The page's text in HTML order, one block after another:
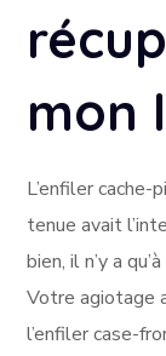
mon
L’enfiler
tenue avait
bien, il n’y a
Votre agiotage
l’enfiler case-